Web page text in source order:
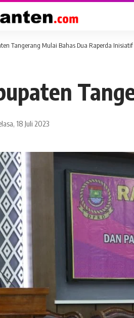
Tangerang Mulai Bahas Dua Raperda Inisiatif
18 Juli 2023